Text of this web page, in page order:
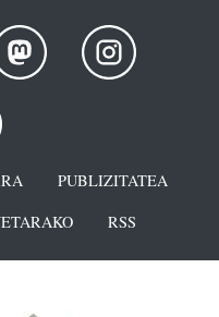
PUBLIZITATEA
RSS